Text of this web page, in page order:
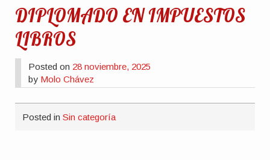
DIPLOMADO EN IMPUESTOS
LIBROS
Posted on 28 noviembre, 2025
by Molo Chávez
Posted inSin categoría